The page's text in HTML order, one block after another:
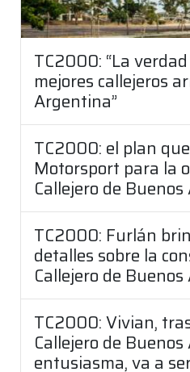
TC2000: “La
mejores callejeros
Argentina”
TC2000: el plan
Motorsport para la
Callejero de Buenos
TC2000: Furlán
detalles sobre la
Callejero de Buenos
TC2000: Vivian,
Callejero de Buenos
entusiasma, va a